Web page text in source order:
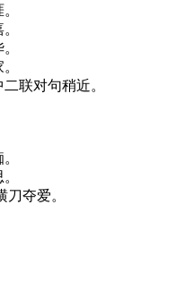
联对句稍近。
夺爱。